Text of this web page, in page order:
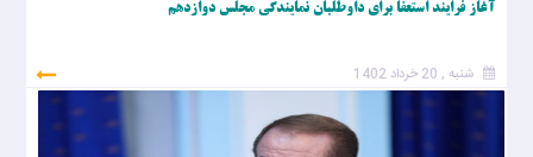
آغاز فرایند استعفا برای داوطلبان نمایندگی مجلس دوازدهم
شنبه , 20 خرداد 1402